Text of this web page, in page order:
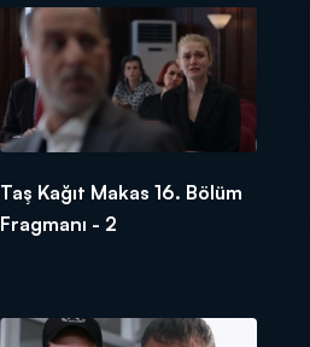
Taş Kağıt Makas 16. Bölüm
Fragmanı - 2